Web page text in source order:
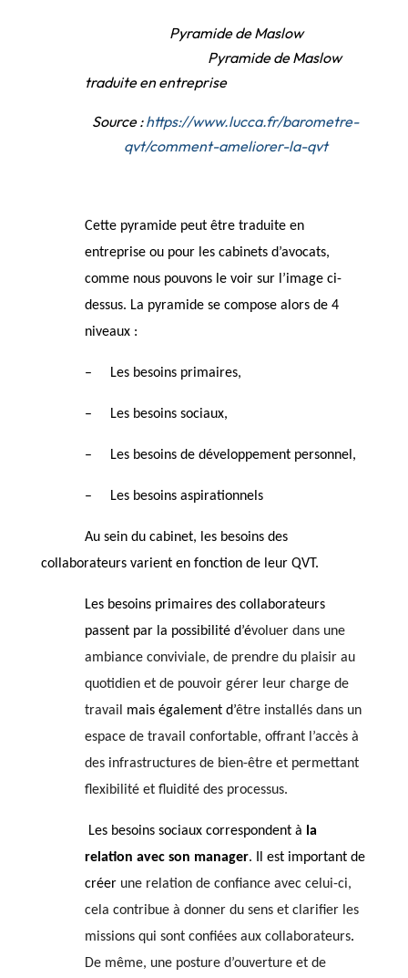
Pyramide de Maslow
Pyramide de Maslow
traduite en entreprise
Source :https://www.lucca.fr/barometre-
qvt/comment-ameliorer-la-qvt
Cette pyramide peut être traduite en
entreprise ou pour les cabinets d’avocats,
comme nous pouvons le voir sur l’image ci-
dessus. La pyramide se compose alors de 4
niveaux :
– Les besoins primaires,
– Les besoins sociaux,
– Les besoins de développement personnel,
– Les besoins aspirationnels
Au sein du cabinet, les besoins des
collaborateurs varient en fonction de leur QVT.
Les besoins primaires des collaborateurs
passent par la possibilité d’évoluer dans une
ambiance conviviale, de prendre du plaisir au
quotidien et de pouvoir gérer leur charge de
travail
mais également d’êtreinstallés dans un
espace de travail confortable, offrant l’accès à
des infrastructures de bien-être et permettant
flexibilité et fluidité des processus.
Les besoins sociaux correspondent à la
relation avec son manager. Il est important de
créer une relation de confiance avec celui-ci,
cela contribue à donner du sens et clarifier les
missions qui sont confiées aux collaborateurs.
De même, une posture d’ouverture et de